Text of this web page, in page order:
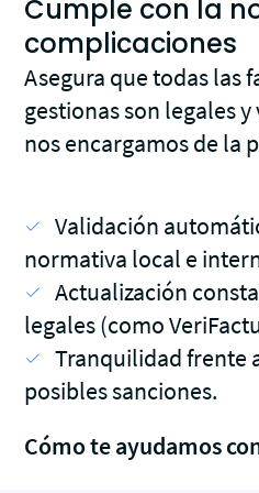
Cumple con la
complicaciones
Asegura que todas las
gestionas son legales
nos encargamos de la
Validación
normativa local e
Actualización
legales (como
Tranquilidad frente
posibles sanciones.
Cómo te ayudamos